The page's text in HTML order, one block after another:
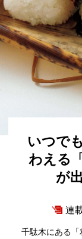
いつで
わえる
が
連
千駄木にある